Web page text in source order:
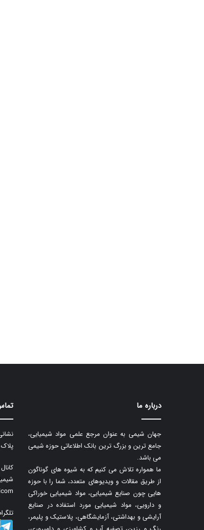
درباره ما
جهان شیمی به عنوان مرجع علمی مواد شیمیایی،
جامع ترین و بزرگ ترین بانک اطلاعاتی حوزه شیمی
می باشد.
ما همواره تلاش می کنیم که به شیوه های گوناگون
از طریق مقالات و ویدیوهای متعدد، شما را با حوزه
هایی چون صنایع شیمیایی، مواد شیمیایی خوراکی
و دارویی، مواد شیمیایی مورد استفاده در صنایع
آرایشی و بهداشتی، آزمایشگاهی، پلاستیک و پلیمر،
پلاک ۵۲